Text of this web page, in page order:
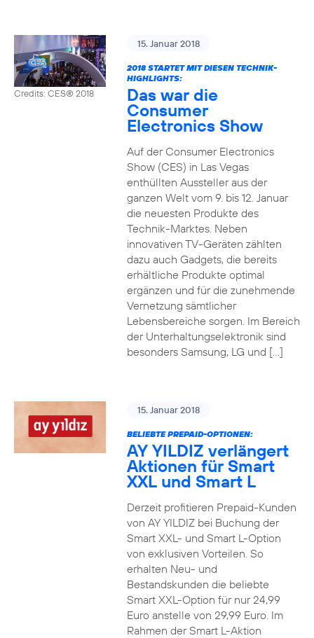
Credits: CES® 2018
15. Januar 2018
2018 STARTET MIT DIESEN TECHNIK-
HIGHLIGHTS:
Das war die
Consumer
Electronics Show
Auf der Consumer Electronics
Show (CES) in Las Vegas
enthüllten Aussteller aus der
ganzen Welt vom 9. bis 12. Januar
die neuesten Produkte des
Technik-Marktes. Neben
innovativen TV-Geräten zählten
dazu auch Gadgets, die bereits
erhältliche Produkte optimal
ergänzen und für die zunehmende
Vernetzung sämtlicher
Lebensbereiche sorgen. Im Bereich
der Unterhaltungselektronik sind
besonders Samsung, LG und […]
15. Januar 2018
BELIEBTE PREPAID-OPTIONEN:
AY YILDIZ verlängert
Aktionen für Smart
XXL und Smart L
Derzeit profitieren Prepaid-Kunden
von AY YILDIZ bei Buchung der
Smart XXL- und Smart L-Option
von exklusiven Vorteilen. So
erhalten Neu- und
Bestandskunden die beliebte
Smart XXL-Option für nur 24,99
Euro anstelle von 29,99 Euro. Im
Rahmen der Smart L-Aktion